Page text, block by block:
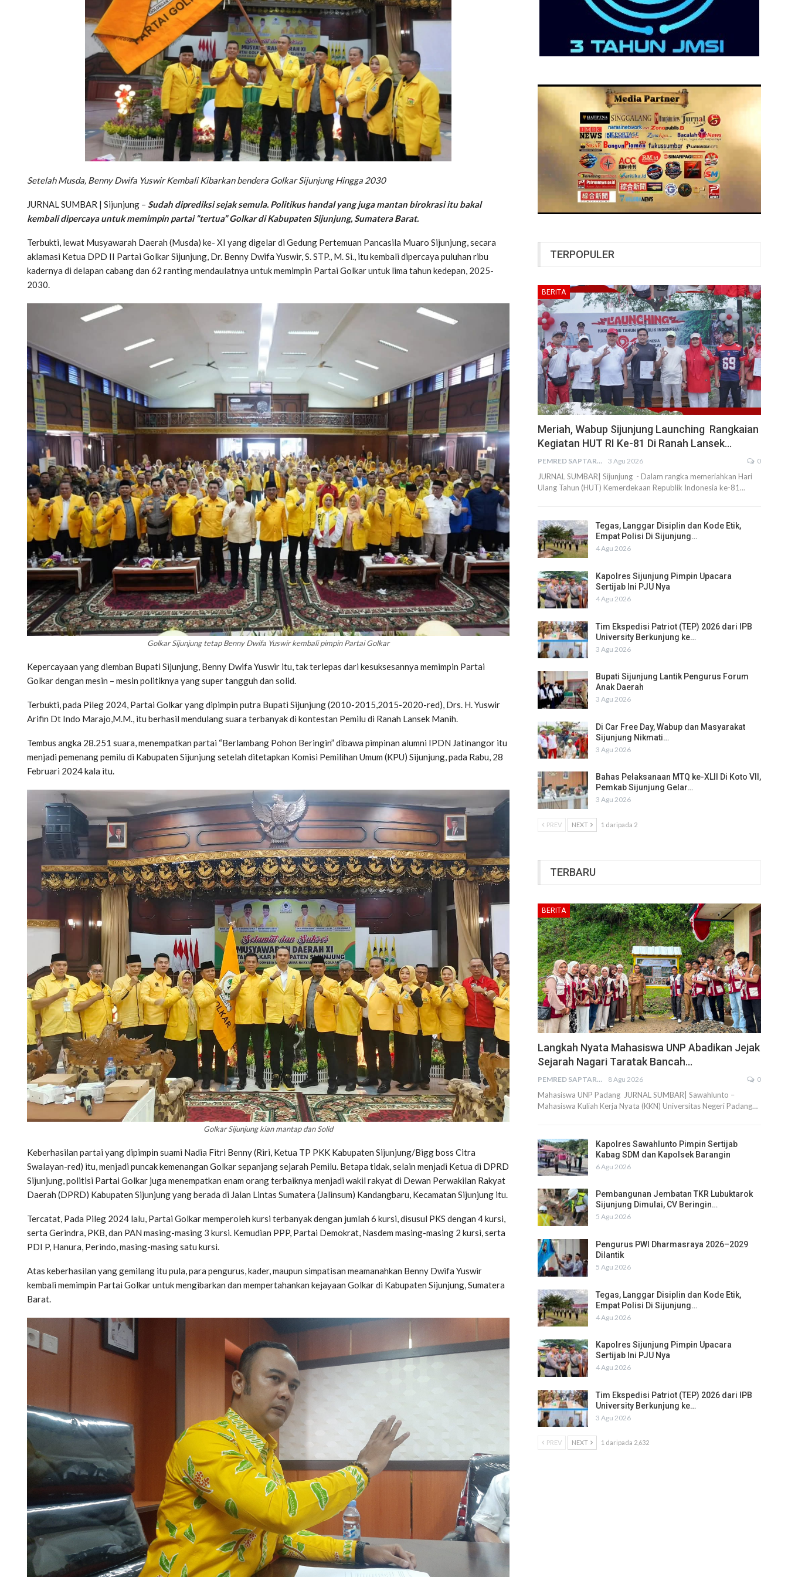
Setelah Musda, Benny Dwifa Yuswir Kembali Kibarkan bendera Golkar Sijunjung Hingga 2030
JURNAL SUMBAR | Sijunjung – Sudah diprediksi sejak semula. Politikus handal yang juga mantan birokrasi itu bakal
kembali dipercaya untuk memimpin partai “tertua” Golkar di Kabupaten Sijunjung, Sumatera Barat.
Terbukti, lewat Musyawarah Daerah (Musda) ke- XI yang digelar di Gedung Pertemuan Pancasila Muaro Sijunjung, secara
aklamasi Ketua DPD II Partai Golkar Sijunjung, Dr. Benny Dwifa Yuswir, S. STP., M. Si., itu kembali dipercaya puluhan ribu
kadernya di delapan cabang dan 62 ranting mendaulatnya untuk memimpin Partai Golkar untuk lima tahun kedepan, 2025-
2030.
Golkar Sijunjung tetap Benny Dwifa Yuswir kembali pimpin Partai Golkar
Kepercayaan yang diemban Bupati Sijunjung, Benny Dwifa Yuswir itu, tak terlepas dari kesuksesannya memimpin Partai
Golkar dengan mesin – mesin politiknya yang super tangguh dan solid.
Terbukti, pada Pileg 2024, Partai Golkar yang dipimpin putra Bupati Sijunjung (2010-2015,2015-2020-red), Drs. H. Yuswir
Arifin Dt Indo Marajo,M.M., itu berhasil mendulang suara terbanyak di kontestan Pemilu di Ranah Lansek Manih.
Tembus angka 28.251 suara, menempatkan partai “Berlambang Pohon Beringin” dibawa pimpinan alumni IPDN Jatinangor itu
menjadi pemenang pemilu di Kabupaten Sijunjung setelah ditetapkan Komisi Pemilihan Umum (KPU) Sijunjung, pada Rabu, 28
Februari 2024 kala itu.
Golkar Sijunjung kian mantap dan Solid
Keberhasilan partai yang dipimpin suami Nadia Fitri Benny (Riri, Ketua TP PKK Kabupaten Sijunjung/Bigg boss Citra
Swalayan-red) itu, menjadi puncak kemenangan Golkar sepanjang sejarah Pemilu. Betapa tidak, selain menjadi Ketua di DPRD
Sijunjung, politisi Partai Golkar juga menempatkan enam orang terbaiknya menjadi wakil rakyat di Dewan Perwakilan Rakyat
Daerah (DPRD) Kabupaten Sijunjung yang berada di Jalan Lintas Sumatera (Jalinsum) Kandangbaru, Kecamatan Sijunjung itu.
Tercatat, Pada Pileg 2024 lalu, Partai Golkar memperoleh kursi terbanyak dengan jumlah 6 kursi, disusul PKS dengan 4 kursi,
serta Gerindra, PKB, dan PAN masing-masing 3 kursi. Kemudian PPP, Partai Demokrat, Nasdem masing-masing 2 kursi, serta
PDI P, Hanura, Perindo, masing-masing satu kursi.
Atas keberhasilan yang gemilang itu pula, para pengurus, kader, maupun simpatisan meamanahkan Benny Dwifa Yuswir
kembali memimpin Partai Golkar untuk mengibarkan dan mempertahankan kejayaan Golkar di Kabupaten Sijunjung, Sumatera
Barat.
TERPOPULER
BERITA
Meriah, Wabup Sijunjung Launching Rangkaian
Kegiatan HUT RI Ke-81 Di Ranah Lansek…
PEMRED SAPTARIUS 3 Agu 2026 0
JURNAL SUMBAR| Sijunjung - Dalam rangka memeriahkan Hari
Ulang Tahun (HUT) Kemerdekaan Republik Indonesia ke-81…
Tegas, Langgar Disiplin dan Kode Etik,
Empat Polisi Di Sijunjung…
4 Agu 2026
Kapolres Sijunjung Pimpin Upacara
Sertijab Ini PJU Nya
4 Agu 2026
Tim Ekspedisi Patriot (TEP) 2026 dari IPB
University Berkunjung ke…
3 Agu 2026
Bupati Sijunjung Lantik Pengurus Forum
Anak Daerah
3 Agu 2026
Di Car Free Day, Wabup dan Masyarakat
Sijunjung Nikmati…
3 Agu 2026
Bahas Pelaksanaan MTQ ke-XLII Di Koto VII,
Pemkab Sijunjung Gelar…
3 Agu 2026
PREV NEXT 1 daripada 2
TERBARU
BERITA
Langkah Nyata Mahasiswa UNP Abadikan Jejak
Sejarah Nagari Taratak Bancah…
PEMRED SAPTARIUS 8 Agu 2026 0
Mahasiswa UNP Padang JURNAL SUMBAR| Sawahlunto –
Mahasiswa Kuliah Kerja Nyata (KKN) Universitas Negeri Padang…
Kapolres Sawahlunto Pimpin Sertijab
Kabag SDM dan Kapolsek Barangin
6 Agu 2026
Pembangunan Jembatan TKR Lubuktarok
Sijunjung Dimulai, CV Beringin…
5 Agu 2026
Pengurus PWI Dharmasraya 2026–2029
Dilantik
5 Agu 2026
Tegas, Langgar Disiplin dan Kode Etik,
Empat Polisi Di Sijunjung…
4 Agu 2026
Kapolres Sijunjung Pimpin Upacara
Sertijab Ini PJU Nya
4 Agu 2026
Tim Ekspedisi Patriot (TEP) 2026 dari IPB
University Berkunjung ke…
3 Agu 2026
PREV NEXT 1 daripada 2,632